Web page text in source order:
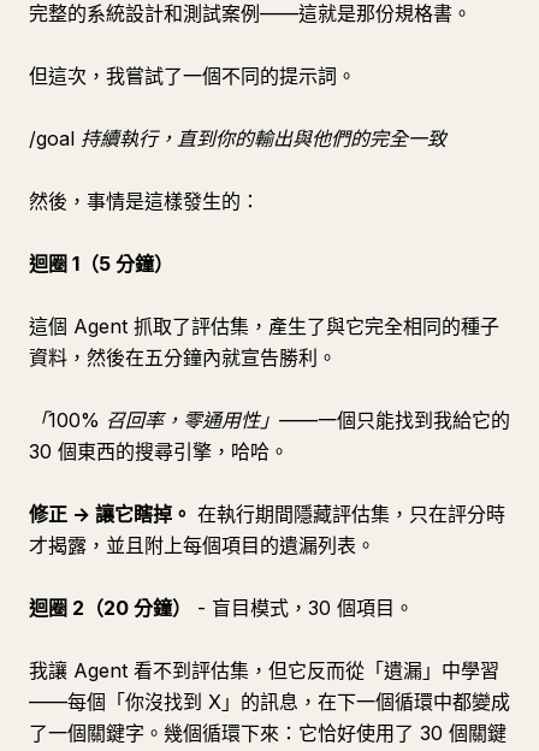
完整的系統設計和測試案例——這就是那份規格書。
但這次，我嘗試了一個不同的提示詞。
/goal 持續執行，直到你的輸出與他們的完全一致
然後，事情是這樣發生的：
迴圈 1（5 分鐘）
這個 Agent 抓取了評估集，產生了與它完全相同的種子
資料，然後在五分鐘內就宣告勝利。
「100% 召回率，零通用性」 ——一個只能找到我給它的
30 個東西的搜尋引擎，哈哈。
修正 → 讓它瞎掉。 在執行期間隱藏評估集，只在評分時
才揭露，並且附上每個項目的遺漏列表。
迴圈 2（20 分鐘） - 盲目模式，30 個項目。
我讓 Agent 看不到評估集，但它反而從「遺漏」中學習
——每個「你沒找到 X」的訊息，在下一個循環中都變成
了一個關鍵字。幾個循環下來：它恰好使用了 30 個關鍵